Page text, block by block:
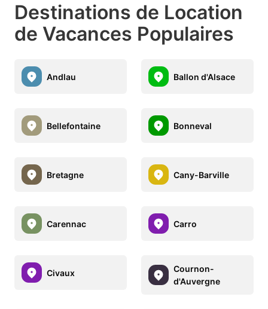
Destinations de Location
de Vacances Populaires
Andlau Ballon d'Alsace
Bellefontaine Bonneval
Bretagne Cany-Barville
Carennac Carro
Civaux
Cournon-
d'Auvergne